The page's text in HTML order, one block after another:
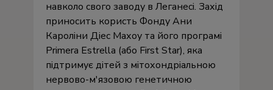
навколо свого заводу в Леганесі. Захід
приносить користь Фонду Ани
Кароліни Діес Махоу та його програмі
Primera Estrella (або First Star), яка
підтримує дітей з мітохондріальною
нервово-м'язовою генетичною